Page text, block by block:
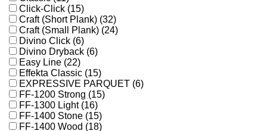
Click-Click (15)
Craft (Short Plank) (32)
Craft (Small Plank) (24)
Divino Click (6)
Divino Dryback (6)
Easy Line (22)
Effekta Classic (15)
EXPRESSIVE PARQUET (6)
FF-1200 Strong (15)
FF-1300 Light (16)
FF-1400 Stone (15)
FF-1400 Wood (18)